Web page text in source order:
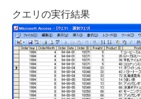
クエリの実行結果